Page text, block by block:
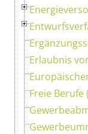
Erlaubnis
Freie